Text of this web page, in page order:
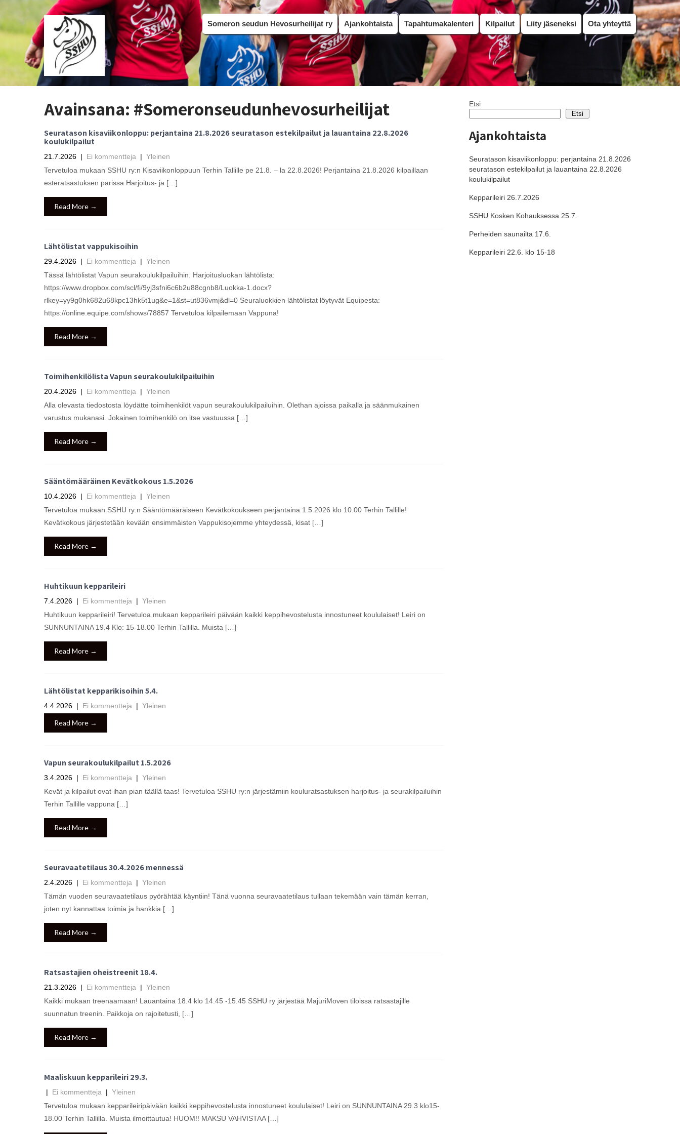
Someron seudun Hevosurheilijat ry Ajankohtaista Tapahtumakalenteri Kilpailut Liity jäseneksi Ota yhteyttä
Avainsana: #Someronseudunhevosurheilijat
Seuratason kisaviikonloppu: perjantaina 21.8.2026 seuratason estekilpailut ja lauantaina 22.8.2026
koulukilpailut
21.7.2026 | Ei kommentteja | Yleinen
Tervetuloa mukaan SSHU ry:n Kisaviikonloppuun Terhin Tallille pe 21.8. – la 22.8.2026! Perjantaina 21.8.2026 kilpaillaan
esteratsastuksen parissa Harjoitus- ja […]
Read More →
Lähtölistat vappukisoihin
29.4.2026 | Ei kommentteja | Yleinen
Tässä lähtölistat Vapun seurakoulukilpailuihin. Harjoitusluokan lähtölista:
https://www.dropbox.com/scl/fi/9yj3sfni6c6b2u88cgnb8/Luokka-1.docx?
rlkey=yy9g0hk682u68kpc13hk5t1ug&e=1&st=ut836vmj&dl=0 Seuraluokkien lähtölistat löytyvät Equipesta:
https://online.equipe.com/shows/78857 Tervetuloa kilpailemaan Vappuna!
Read More →
Toimihenkilölista Vapun seurakoulukilpailuihin
20.4.2026 | Ei kommentteja | Yleinen
Alla olevasta tiedostosta löydätte toimihenkilöt vapun seurakoulukilpailuihin. Olethan ajoissa paikalla ja säänmukainen
varustus mukanasi. Jokainen toimihenkilö on itse vastuussa […]
Read More →
Sääntömääräinen Kevätkokous 1.5.2026
10.4.2026 | Ei kommentteja | Yleinen
Tervetuloa mukaan SSHU ry:n Sääntömääräiseen Kevätkokoukseen perjantaina 1.5.2026 klo 10.00 Terhin Tallille!
Kevätkokous järjestetään kevään ensimmäisten Vappukisojemme yhteydessä, kisat […]
Read More →
Huhtikuun kepparileiri
7.4.2026 | Ei kommentteja | Yleinen
Huhtikuun kepparileiri! Tervetuloa mukaan kepparileiri päivään kaikki keppihevostelusta innostuneet koululaiset! Leiri on
SUNNUNTAINA 19.4 Klo: 15-18.00 Terhin Tallilla. Muista […]
Read More →
Lähtölistat kepparikisoihin 5.4.
4.4.2026 | Ei kommentteja | Yleinen
Read More →
Vapun seurakoulukilpailut 1.5.2026
3.4.2026 | Ei kommentteja | Yleinen
Kevät ja kilpailut ovat ihan pian täällä taas! Tervetuloa SSHU ry:n järjestämiin kouluratsastuksen harjoitus- ja seurakilpailuihin
Terhin Tallille vappuna […]
Read More →
Seuravaatetilaus 30.4.2026 mennessä
2.4.2026 | Ei kommentteja | Yleinen
Tämän vuoden seuravaatetilaus pyörähtää käyntiin! Tänä vuonna seuravaatetilaus tullaan tekemään vain tämän kerran,
joten nyt kannattaa toimia ja hankkia […]
Read More →
Ratsastajien oheistreenit 18.4.
21.3.2026 | Ei kommentteja | Yleinen
Kaikki mukaan treenaamaan! Lauantaina 18.4 klo 14.45 -15.45 SSHU ry järjestää MajuriMoven tiloissa ratsastajille
suunnatun treenin. Paikkoja on rajoitetusti, […]
Read More →
Maaliskuun kepparileiri 29.3.
| Ei kommentteja | Yleinen
Tervetuloa mukaan kepparileiripäivään kaikki keppihevostelusta innostuneet koululaiset! Leiri on SUNNUNTAINA 29.3 klo15-
18.00 Terhin Tallilla. Muista ilmoittautua! HUOM!! MAKSU VAHVISTAA […]
Etsi
Etsi
Ajankohtaista
Seuratason kisaviikonloppu: perjantaina 21.8.2026
seuratason estekilpailut ja lauantaina 22.8.2026
koulukilpailut
Kepparileiri 26.7.2026
SSHU Kosken Kohauksessa 25.7.
Perheiden saunailta 17.6.
Kepparileiri 22.6. klo 15-18